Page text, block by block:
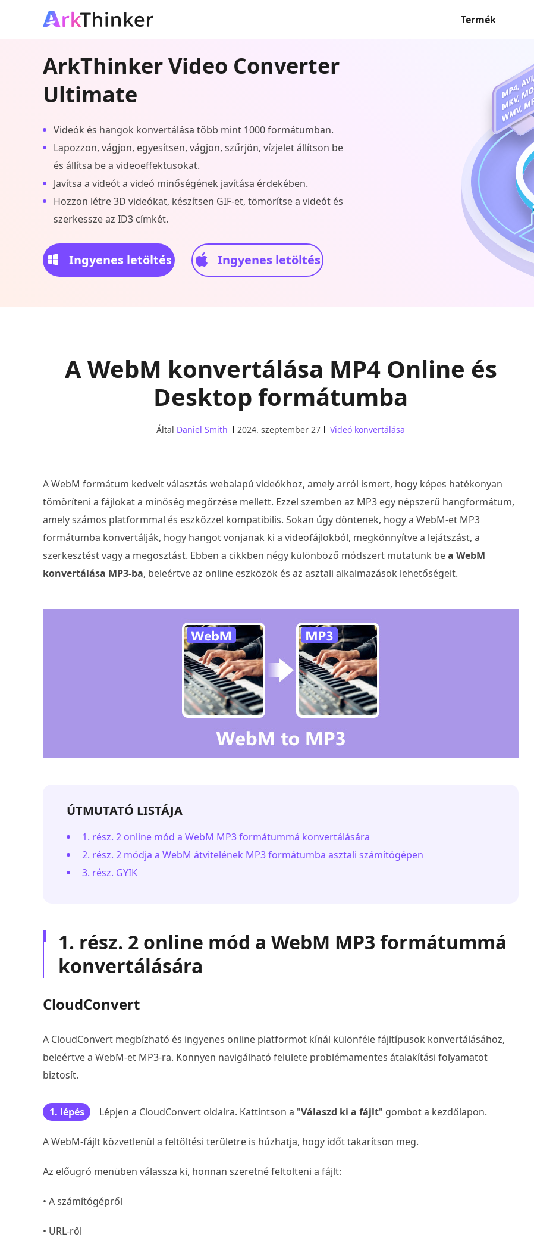
Termék
ArkThinker Video Converter
Ultimate
Videók és hangok konvertálása több mint 1000 formátumban.
Lapozzon, vágjon, egyesítsen, vágjon, szűrjön, vízjelet állítson be
és állítsa be a videoeffektusokat.
Javítsa a videót a videó minőségének javítása érdekében.
Hozzon létre 3D videókat, készítsen GIF-et, tömörítse a videót és
szerkessze az ID3 címkét.
Ingyenes letöltés Ingyenes letöltés
A WebM konvertálása MP4 Online és
Desktop formátumba
Által Daniel Smith 2024. szeptember 27 Videó konvertálása
A WebM formátum kedvelt választás webalapú videókhoz, amely arról ismert, hogy képes hatékonyan
tömöríteni a fájlokat a minőség megőrzése mellett. Ezzel szemben az MP3 egy népszerű hangformátum,
amely számos platformmal és eszközzel kompatibilis. Sokan úgy döntenek, hogy a WebM-et MP3
formátumba konvertálják, hogy hangot vonjanak ki a videofájlokból, megkönnyítve a lejátszást, a
szerkesztést vagy a megosztást. Ebben a cikkben négy különböző módszert mutatunk bea WebM
konvertálása MP3-ba, beleértve az online eszközök és az asztali alkalmazások lehetőségeit.
ÚTMUTATÓ LISTÁJA
1. rész. 2 online mód a WebM MP3 formátummá konvertálására
2. rész. 2 módja a WebM átvitelének MP3 formátumba asztali számítógépen
3. rész. GYIK
1. rész. 2 online mód a WebM MP3 formátummá
konvertálására
CloudConvert
A CloudConvert megbízható és ingyenes online platformot kínál különféle fájltípusok konvertálásához,
beleértve a WebM-et MP3-ra. Könnyen navigálható felülete problémamentes átalakítási folyamatot
biztosít.
1. lépés Lépjen a CloudConvert oldalra. Kattintson a "Válaszd ki a fájlt" gombot a kezdőlapon.
A WebM-fájlt közvetlenül a feltöltési területre is húzhatja, hogy időt takarítson meg.
Az előugró menüben válassza ki, honnan szeretné feltölteni a fájlt:
• A számítógépről
• URL-ről